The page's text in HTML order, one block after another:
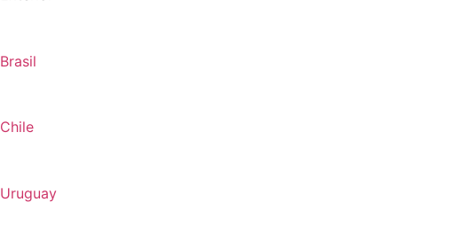
Brasil
Chile
Uruguay